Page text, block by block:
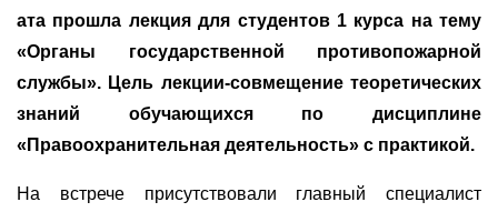
ата прошла лекция для студентов 1 курса на тему
«Органы государственной противопожарной
службы». Цель лекции-совмещение теоретических
знаний обучающихся по дисциплине
«Правоохранительная деятельность» с практикой.
На встрече присутствовали главный специалист